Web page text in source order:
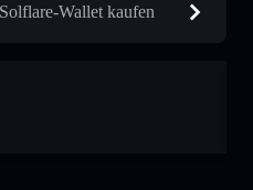
Wallet kaufen